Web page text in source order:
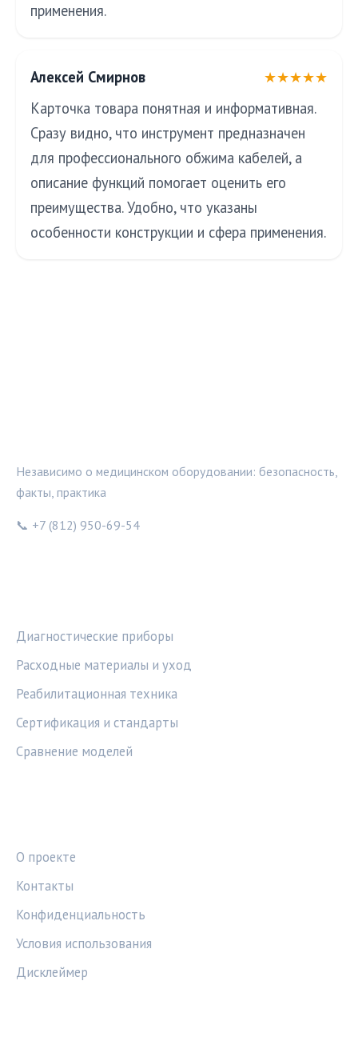
применения.
Алексей Смирнов
★★★★★
Карточка товара понятная и информативная.
Сразу видно, что инструмент предназначен
для профессионального обжима кабелей, а
описание функций помогает оценить его
преимущества. Удобно, что указаны
особенности конструкции и сфера применения.
Независимо о медицинском оборудовании: безопасность,
факты, практика
📞 +7 (812) 950-69-54
Диагностические приборы
Расходные материалы и уход
Реабилитационная техника
Сертификация и стандарты
Сравнение моделей
О проекте
Контакты
Конфиденциальность
Условия использования
Дисклеймер